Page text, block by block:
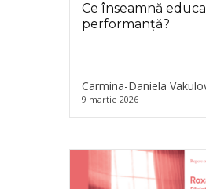
Ce înseamnă
performanță?
Carmina-Daniela
9 martie 2026